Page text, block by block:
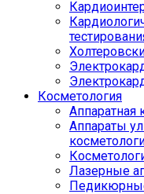
Косметология
Аппаратная
Аппараты
Лазерные